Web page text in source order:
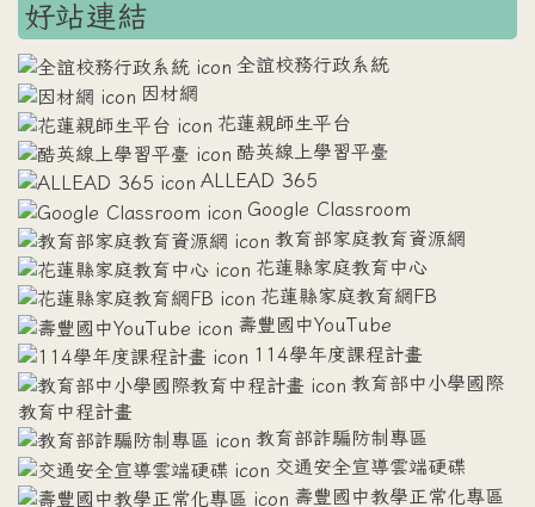
好站連結
全誼校務行政系統
因材網
花蓮親師生平台
酷英線上學習平臺
ALLEAD 365
Google Classroom
教育部家庭教育資源網
花蓮縣家庭教育中心
花蓮縣家庭教育網FB
壽豐國中YouTube
114學年度課程計畫
教育部中小學國際
教育中程計畫
教育部詐騙防制專區
交通安全宣導雲端硬碟
壽豐國中教學正常化專區